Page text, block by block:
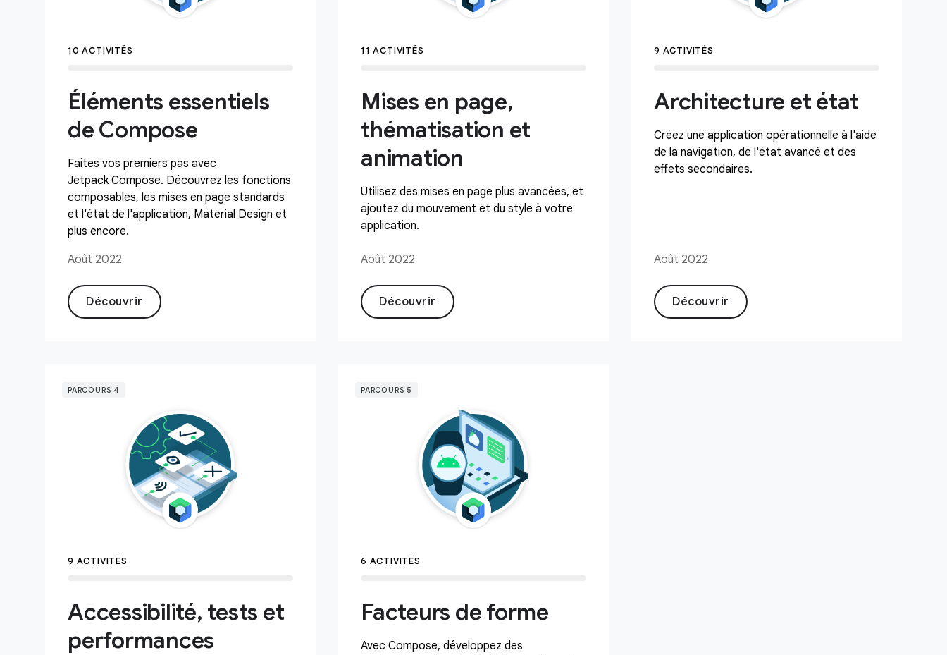
10 ACTIVITÉS
Éléments essentiels
de Compose
Faites vos premiers pas avec
Jetpack Compose. Découvrez les fonctions
composables, les mises en page standards
et l'état de l'application, Material Design et
plus encore.
Août 2022
Découvrir
11 ACTIVITÉS
Mises en page,
thématisation et
animation
Utilisez des mises en page plus avancées, et
ajoutez du mouvement et du style à votre
application.
Août 2022
Découvrir
9 ACTIVITÉS
Architecture et état
Créez une application opérationnelle à l'aide
de la navigation, de l'état avancé et des
effets secondaires.
Août 2022
Découvrir
PARCOURS 4
9 ACTIVITÉS
Accessibilité, tests et
performances
PARCOURS 5
6 ACTIVITÉS
Facteurs de forme
Avec Compose, développez des